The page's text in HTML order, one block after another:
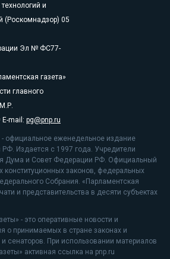
и
(Роскомнадзор) 05
Эл № ФС77-
газета»
главного
mail: pg@pnp.ru
- официальное еженедельное издание
Издается с 1997 года. Учредители
Дума и Совет Федерации РФ. Официальный
конституционных законов, федеральных
Собрания. «Парламентская
и представительства в десяти субъектах
- это оперативные новости и
о принимаемых в стране законах и
и сенаторов. При использовании материалов
активная ссылка на pnp.ru